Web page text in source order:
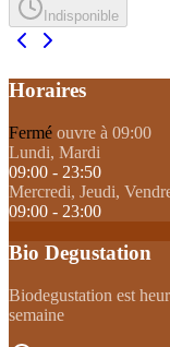
Indisponible
Horaires
Fermé ouvre à 09:00
Lundi, Mardi
09:00 - 23:50
Mercredi, Jeudi,
09:00 - 23:00
Bio Degustation
Biodegustation est
semaine